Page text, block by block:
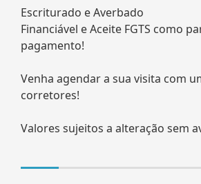
Escriturado e Averbado
Financiável e Aceite FGTS como
pagamento!
Venha agendar a sua visita com
corretores!
Valores sujeitos a alteração sem